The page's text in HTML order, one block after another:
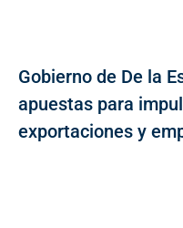
Gobierno de De la
apuestas para
exportaciones y